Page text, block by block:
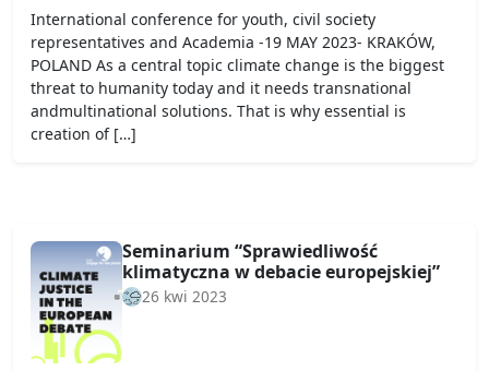
International conference for youth, civil society
representatives and Academia -19 MAY 2023- KRAKÓW,
POLAND As a central topic climate change is the biggest
threat to humanity today and it needs transnational
andmultinational solutions. That is why essential is
creation of […]
Seminarium “Sprawiedliwość
klimatyczna w debacie europejskiej”
26 kwi 2023